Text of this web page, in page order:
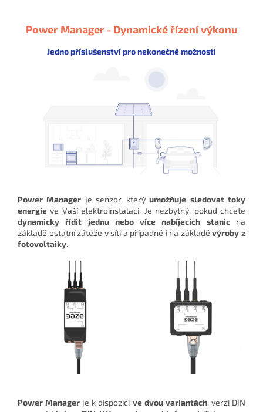
Power Manager - Dynamické řízení výkonu
Jedno příslušenství pro nekonečné možnosti
Power Manager je senzor, kterýumožňuje sledovat toky
energie ve Vaší elektroinstalaci. Je nezbytný, pokud chcete
dynamicky řídit jednu nebo více nabíjecích stanicna
základě ostatní zátěže v síti a případně i na základěvýroby z
fotovoltaiky.
Power Manager je k dispozici ve dvou variantách, verzi DIN